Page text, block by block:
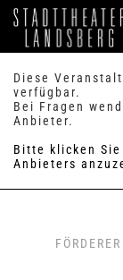
PROGRAMM
SERVICE
Preise &
Abonnements
Handicap
KONTAKT
Diese
verfügbar.
Bei Fragen
Anbieter.
Bitte klicken
Anbieters